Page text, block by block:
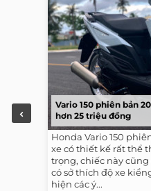
Vario 150 phiên bản
hơn 25 triệu đồng
Honda Vario 150
xe có thiết kế rất thể
trọng, chiếc này
có sở thích độ xe
hiện các ý...